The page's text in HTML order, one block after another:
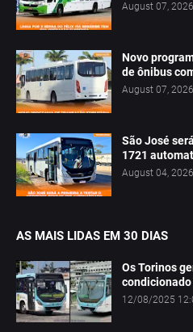
August 07, 2026
Novo
de ônibus
August 07, 2026
São José
1721
August 04, 2026
AS MAIS LIDAS EM 30 DIAS
Os Torinos
condicionado
12/08/2025